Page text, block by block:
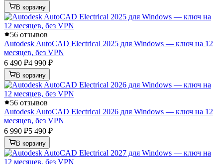
В корзину
56 отзывов
Autodesk AutoCAD Electrical 2025 для Windows — ключ на 12
месяцев, без VPN
6 490 ₽4 990 ₽
В корзину
56 отзывов
Autodesk AutoCAD Electrical 2026 для Windows — ключ на 12
месяцев, без VPN
6 990 ₽5 490 ₽
В корзину